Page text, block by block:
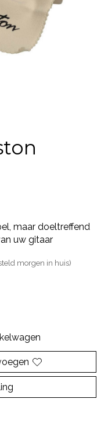
maar doeltreffend
uw gitaar
morgen in huis)